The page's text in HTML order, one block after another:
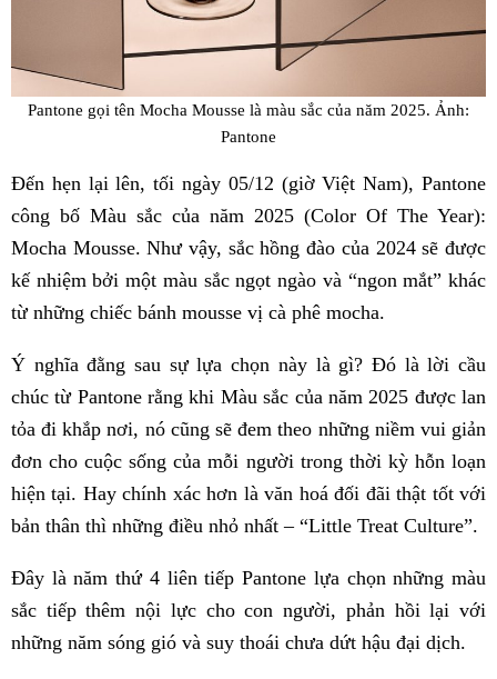
Pantone gọi tên Mocha Mousse là màu sắc của năm 2025. Ảnh:
Pantone
Đến hẹn lại lên, tối ngày 05/12 (giờ Việt Nam), Pantone
công bố Màu sắc của năm 2025 (Color Of The Year):
Mocha Mousse. Như vậy, sắc hồng đào của 2024 sẽ được
kế nhiệm bởi một màu sắc ngọt ngào và “ngon mắt” khác
từ những chiếc bánh mousse vị cà phê mocha.
Ý nghĩa đằng sau sự lựa chọn này là gì? Đó là lời cầu
chúc từ Pantone rằng khi Màu sắc của năm 2025 được lan
tỏa đi khắp nơi, nó cũng sẽ đem theo những niềm vui giản
đơn cho cuộc sống của mỗi người trong thời kỳ hỗn loạn
hiện tại. Hay chính xác hơn là văn hoá đối đãi thật tốt với
bản thân thì những điều nhỏ nhất – “Little Treat Culture”.
Đây là năm thứ 4 liên tiếp Pantone lựa chọn những màu
sắc tiếp thêm nội lực cho con người, phản hồi lại với
những năm sóng gió và suy thoái chưa dứt hậu đại dịch.